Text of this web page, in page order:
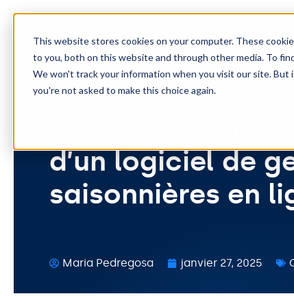
This website stores cookies on your computer. These
to you, both on this website and through other media. To
We won't track your information when you visit our site.
you're not asked to make this choice again.
3 raisons pour
d’un logiciel de
saisonnières en
Maria Pedregosa janvier 27, 2025